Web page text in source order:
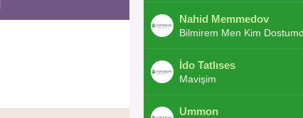
Nahid Memmedov
İdo Tatlıses
Mavişim
Ummon